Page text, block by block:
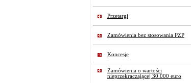
Przetargi
Zamówienia bez stosowania PZP
Koncesje
Zamówienia o wartości
nieprzekraczającej 30.000 euro